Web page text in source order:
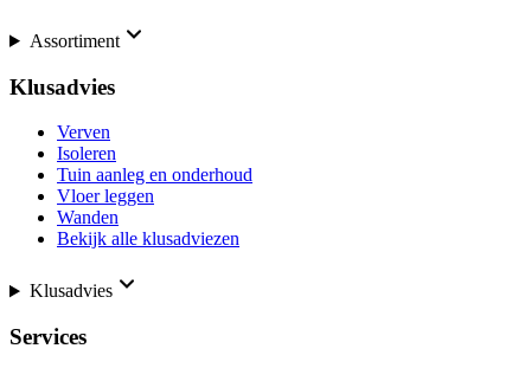
Assortiment
Klusadvies
Verven
Isoleren
Tuin aanleg en onderhoud
Vloer leggen
Wanden
Bekijk alle klusadviezen
Klusadvies
Services